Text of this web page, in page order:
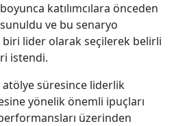
katılımcılara önceden
ve bu senaryo
lider olarak seçilerek belirli
istendi.
atölye süresince liderlik
yönelik önemli ipuçları
üzerinden